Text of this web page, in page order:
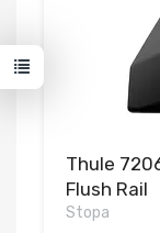
Thule
Flush Rail
Stopa